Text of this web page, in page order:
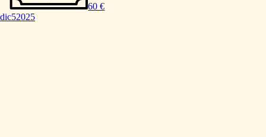
60 €
dic52025